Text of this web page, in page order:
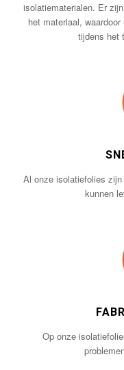
isolatiematerialen. Er
het materiaal,
tijdens het
Al onze isolatiefolies
kunnen
Op onze